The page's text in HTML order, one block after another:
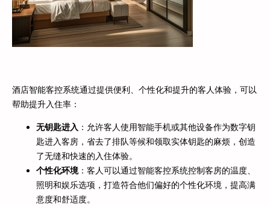
酒店智能客控系统通过提供便利、个性化和提升的客人体验，可以
帮助提升入住率：
无钥匙进入 ：允许客人使用智能手机或其他设备作为数字钥
匙进入客房，省去了排队等候和领取实体钥匙的麻烦，创造
了无缝和快速的入住体验。
个性化环境：客人可以通过智能客控系统控制客房的温度、
照明和娱乐选项，打造符合他们偏好的个性化环境，提高满
意度和舒适度。